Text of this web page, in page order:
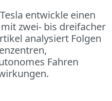
entwickle einen
zwei- bis dreifacher
analysiert Folgen
Fahren